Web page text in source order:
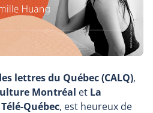
lettres du Québec (CALQ),
Montréal et La
Québec, est heureux de